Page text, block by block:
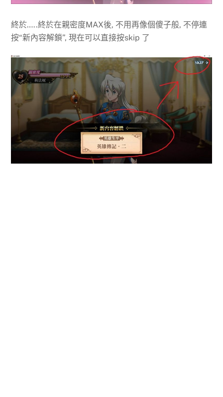
終於…..終於在親密度MAX後, 不用再像個傻子般, 不停連
按“新內容解鎖”, 現在可以直接按skip 了